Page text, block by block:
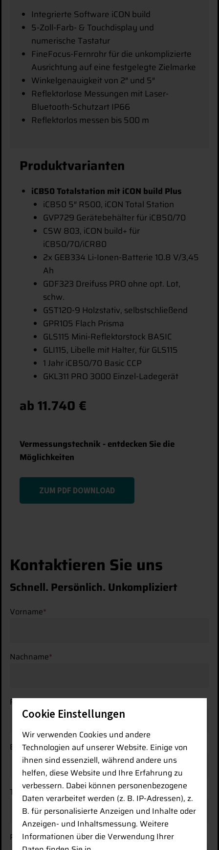
Integrierte Software iCON build
5-Zoll-Farb- & Touchdisplay und
numerische Tastatur
FineFocus-Fernrohr für die unkomplizierte
Ausrichtung auf eine festgelegte Zielmarke
Winkelgenauigkeit von 2″ und 5″
Reflektorlose Messungen mit Laser-
Bluetooth-Schutzart IP66
Reflektorlos messen bis 500 m
Produktvarianten
iCB50 Totalstation mit iCON build Plus
iCB50 5″ R500, iCON Total Station
GVP729 Gerätebehälter für iCB50/70
CSW 803, iCON build+ für
iCB50/70/iCR80
2x GEB334 Li-Ionen-Batterie 10.8 V/3,45
Ah
GDF323 Dreifuss PRO ohne opt. Lot,
schw.
GST120-9 Holzstativ, selbstschließend
GPR105 Flach Prisma
GLS115 Mini-Reflektorstock BASIC
GLI115, Libelle mit Halter, für GLS115
1 Jahr iCB50/70 Basic CCP
GKL311 PRO 3000 Einzel-Ladegerät
ab 11.740 €
Vermessungstechnik - entdecken Sie die
Möglichkeiten
ZUM PDF DOWNLOAD
Kontaktieren Sie uns
Schnell. Persönlich. Unkompliziert
Vorname*
Nachname*
Firma
E-Mail-Adresse*
Telefonnummer
PLZ / Ort*
Cookie Einstellungen
Wir verwenden Cookies und andere
Technologien auf unserer Website. Einige von
ihnen sind essenziell, während andere uns
helfen, diese Website und Ihre Erfahrung zu
verbessern. Dabei können personenbezogene
Daten verarbeitet werden (z. B. IP-Adressen), z.
B. für personalisierte Anzeigen und Inhalte oder
Anzeigen- und Inhaltsmessung. Weitere
Informationen über die Verwendung Ihrer